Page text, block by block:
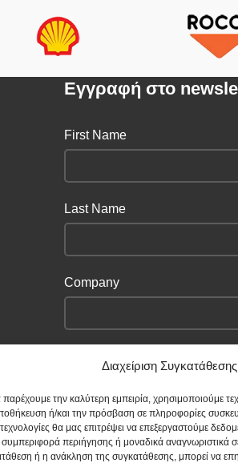
Διαχείριση Συγκατάθεσης
παρέχουμε την καλύτερη εμπειρία, χρησιμοποιούμε
ή/και την πρόσβαση σε πληροφορίες
θα μας επιτρέψει να επεξεργαστούμε
περιήγησης ή μοναδικά αναγνωριστικά
ή η ανάκληση της συγκατάθεσης, μπορεί να
Eγγραφή στο
First Name
Last Name
Company
conditions